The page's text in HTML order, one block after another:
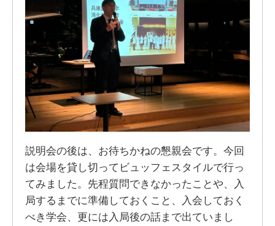
説明会の後は、お待ちかねの懇親会です。今回
は会場を貸し切ってビュッフェスタイルで行っ
てみました。先程質問できなかったことや、入
局するまでに準備しておくこと、入会しておく
べき学会、更には入局後の話まで出ていまし